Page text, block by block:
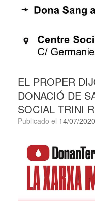
EL PROPER
DONACIÓ DE
SOCIAL TRINI
Publicado el 14/07/2020